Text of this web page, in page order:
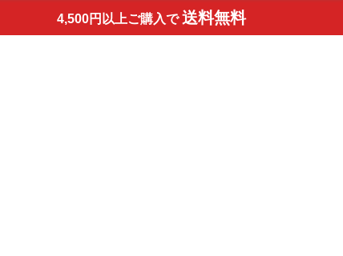
4,500円以上ご購入で 送料無料